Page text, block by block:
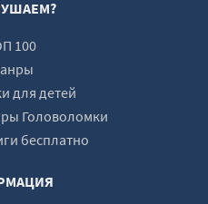
100
для детей
Головоломки
бесплатно